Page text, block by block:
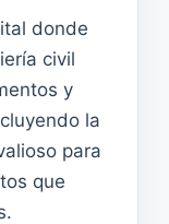
donde
civil
y
la
para
que